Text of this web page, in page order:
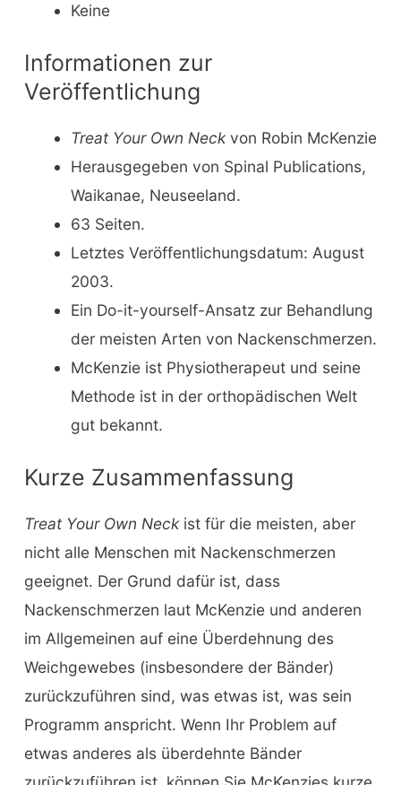
Keine
Informationen zur
Veröffentlichung
Treat Your Own Neckvon Robin McKenzie
Herausgegeben von Spinal Publications,
Waikanae, Neuseeland.
63 Seiten.
Letztes Veröffentlichungsdatum: August
2003.
Ein Do-it-yourself-Ansatz zur Behandlung
der meisten Arten von Nackenschmerzen.
McKenzie ist Physiotherapeut und seine
Methode ist in der orthopädischen Welt
gut bekannt.
Kurze Zusammenfassung
Treat Your Own Neckist für die meisten, aber
nicht alle Menschen mit Nackenschmerzen
geeignet. Der Grund dafür ist, dass
Nackenschmerzen laut McKenzie und anderen
im Allgemeinen auf eine Überdehnung des
Weichgewebes (insbesondere der Bänder)
zurückzuführen sind, was etwas ist, was sein
Programm anspricht. Wenn Ihr Problem auf
etwas anderes als überdehnte Bänder